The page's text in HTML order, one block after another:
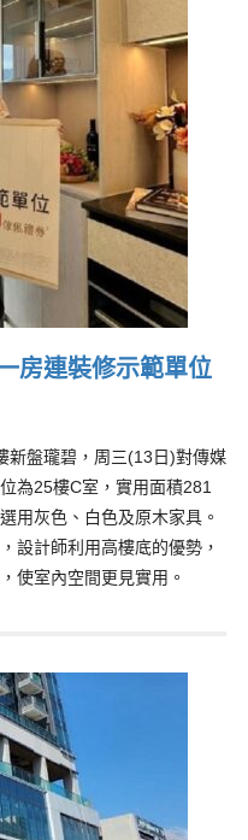
房連裝修示範單位
新盤瓏碧，周三(13日)對傳媒
為25樓C室，實用面積281
用灰色、白色及原木家具。
設計師利用高樓底的優勢，
使室內空間更見實用。